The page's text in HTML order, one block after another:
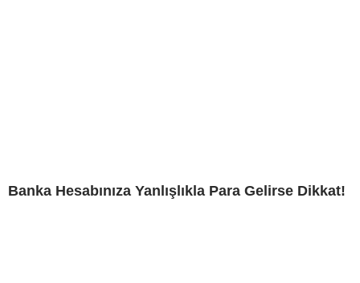
Banka Hesabınıza Yanlışlıkla Para Gelirse Dikkat!